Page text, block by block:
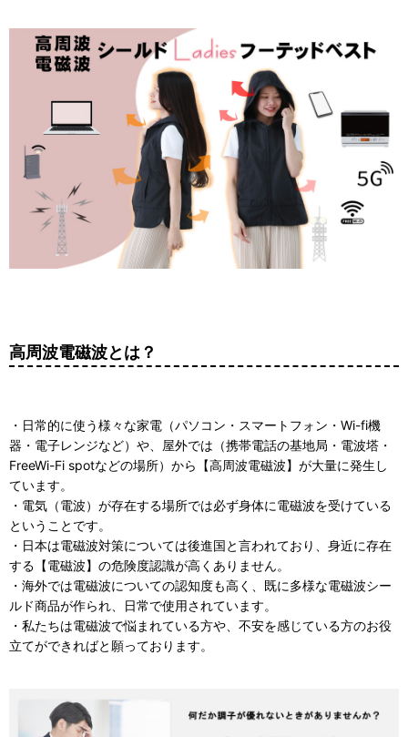
高周波電磁波とは？
・日常的に使う様々な家電（パソコン・スマートフォン・Wi-fi機
器・電子レンジなど）や、屋外では（携帯電話の基地局・電波塔・
FreeWi-Fi spotなどの場所）から【高周波電磁波】が大量に発生し
ています。
・電気（電波）が存在する場所では必ず身体に電磁波を受けている
ということです。
・日本は電磁波対策については後進国と言われており、身近に存在
する【電磁波】の危険度認識が高くありません。
・海外では電磁波についての認知度も高く、既に多様な電磁波シー
ルド商品が作られ、日常で使用されています。
・私たちは電磁波で悩まれている方や、不安を感じている方のお役
立てができればと願っております。